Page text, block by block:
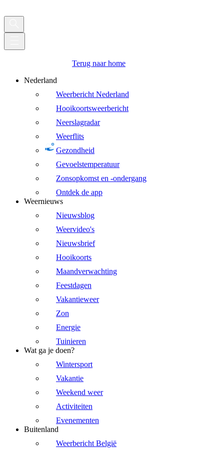
Terug naar home
Nederland
Weerbericht Nederland
Hooikoortsweerbericht
Neerslagradar
Weerflits
Gezondheid
Gevoelstemperatuur
Zonsopkomst en -ondergang
Ontdek de app
Weernieuws
Nieuwsblog
Weervideo's
Nieuwsbrief
Hooikoorts
Maandverwachting
Feestdagen
Vakantieweer
Zon
Energie
Tuinieren
Wat ga je doen?
Wintersport
Vakantie
Weekend weer
Activiteiten
Evenementen
Buitenland
Weerbericht België